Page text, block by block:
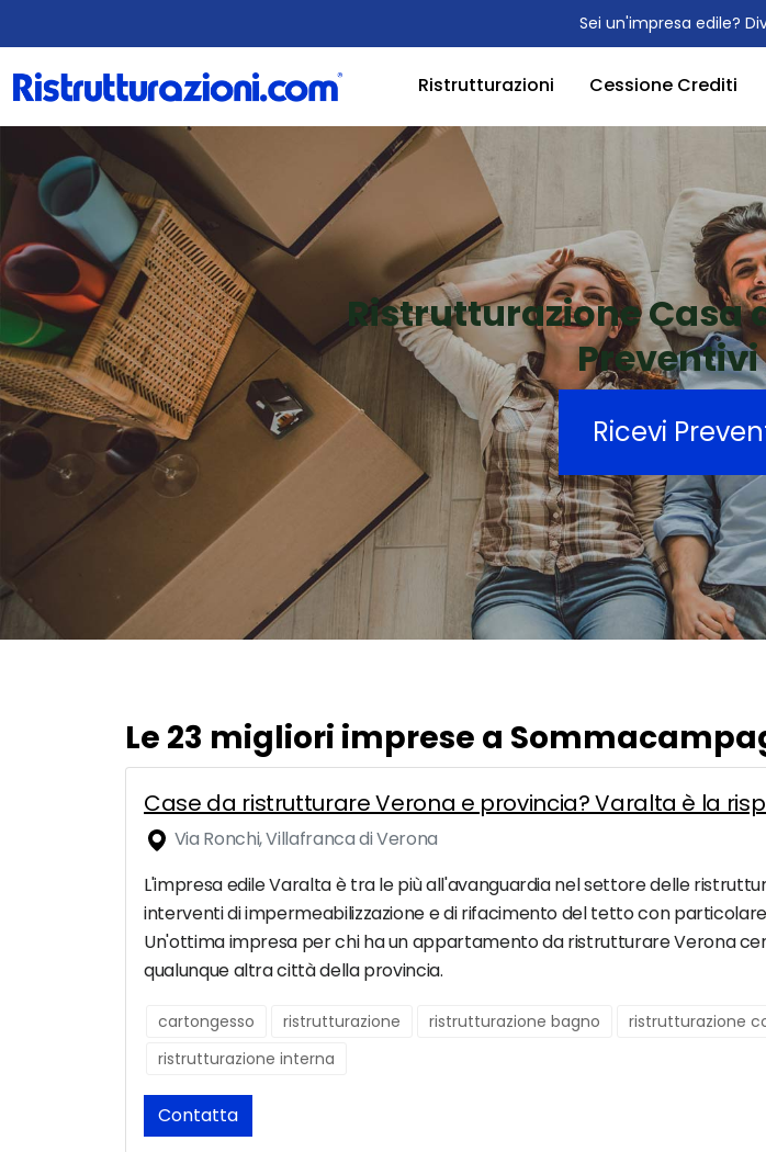
Sei un'impresa edile?
Ristrutturazioni Cessione Crediti
Ristrutturazione Casa
Preventivi
Ricevi
Le 23 migliori imprese a
Case da ristrutturare Verona e provincia? Varalta è la
Via Ronchi, Villafranca di Verona
L'impresa edile Varalta è tra le più all'avanguardia nel settore delle
interventi di impermeabilizzazione e di rifacimento del tetto con
Un'ottima impresa per chi ha un appartamento da ristrutturare Verona
qualunque altra città della provincia.
cartongesso ristrutturazione ristrutturazione bagno ristrutturazione
ristrutturazione interna
Contatta